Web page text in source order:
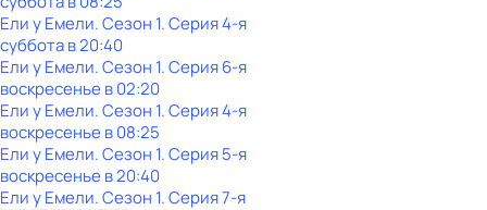
Ели у Емели. Сезон 1. Серия 4-я
субботав20:40
Ели у Емели. Сезон 1. Серия 6-я
воскресенье в02:20
Ели у Емели. Сезон 1. Серия 4-я
воскресенье в08:25
Ели у Емели. Сезон 1. Серия 5-я
воскресенье в20:40
Ели у Емели. Сезон 1. Серия 7-я